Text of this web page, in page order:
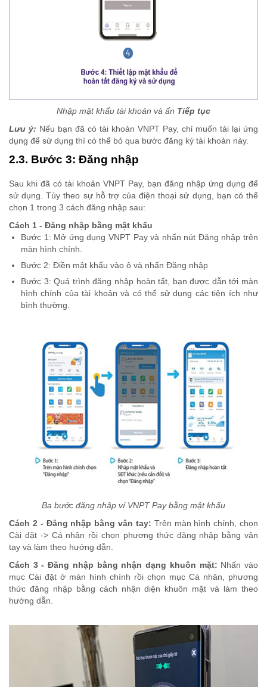
Nhập mật khẩu tài khoản và ấn Tiếp tục
Lưu ý: Nếu bạn đã có tài khoản VNPT Pay, chỉ muốn tải lại ứng
dụng để sử dụng thì có thể bỏ qua bước đăng ký tài khoản này.
2.3. Bước 3: Đăng nhập
Sau khi đã có tài khoản VNPT Pay, bạn đăng nhập ứng dụng để
sử dụng. Tùy theo sự hỗ trợ của điện thoại sử dụng, bạn có thể
chọn 1 trong 3 cách đăng nhập sau:
Cách 1 - Đăng nhập bằng mật khẩu
Bước 1: Mở ứng dụng VNPT Pay và nhấn nút Đăng nhập trên
màn hình chính.
Bước 2: Điền mật khẩu vào ô và nhấn Đăng nhập
Bước 3: Quá trình đăng nhập hoàn tất, bạn được dẫn tới màn
hình chính của tài khoản và có thể sử dụng các tiện ích như
bình thường.
Ba bước đăng nhập ví VNPT Pay bằng mật khẩu
Cách 2 - Đăng nhập bằng vân tay: Trên màn hình chính, chọn
Cài đặt -> Cá nhân rồi chọn phương thức đăng nhập bằng vân
tay và làm theo hướng dẫn.
Cách 3 - Đăng nhập bằng nhận dạng khuôn mặt: Nhấn vào
mục Cài đặt ở màn hình chính rồi chọn mục Cá nhân, phương
thức đăng nhập bằng cách nhận diện khuôn mặt và làm theo
hướng dẫn.